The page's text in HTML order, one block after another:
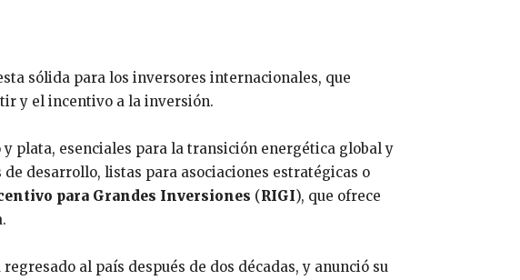
sólida para los inversores internacionales, que
y el incentivo a la inversión.
plata, esenciales para la transición energética global y
desarrollo, listas para asociaciones estratégicas o
para Grandes Inversiones (RIGI), que ofrece
al país después de dos décadas, y anunció su